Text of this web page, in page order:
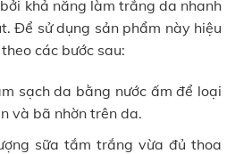
khả năng làm trắng da nhanh
Để sử dụng sản phẩm này hiệu
các bước sau:
sạch da bằng nước ấm để loại
và bã nhờn trên da.
sữa tắm trắng vừa đủ thoa